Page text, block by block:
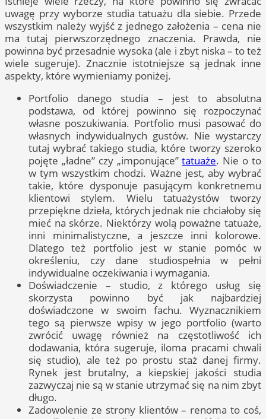
uwagę przy wyborze studia tatuażu dla siebie. Przede
wszystkim należy wyjść z jednego założenia – cena nie
ma tutaj pierwszorzędnego znaczenia. Prawda, nie
powinna być przesadnie wysoka (ale i zbyt niska – to też
wiele sugeruje). Znacznie istotniejsze są jednak inne
aspekty, które wymieniamy poniżej.
Portfolio danego studia – jest to absolutna
podstawa, od której powinno się rozpoczynać
własne poszukiwania. Portfolio musi pasować do
własnych indywidualnych gustów. Nie wystarczy
tutaj wybrać takiego studia, które tworzy szeroko
pojęte „ładne” czy „imponujące”tatuaże. Nie o to
w tym wszystkim chodzi. Ważne jest, aby wybrać
takie, które dysponuje pasującym konkretnemu
klientowi stylem. Wielu tatuażystów tworzy
przepiękne dzieła, których jednak nie chciałoby się
mieć na skórze. Niektórzy wolą poważne tatuaże,
inni minimalistyczne, a jeszcze inni kolorowe.
Dlatego też portfolio jest w stanie pomóc w
określeniu, czy dane studiospełnia w pełni
indywidualne oczekiwania i wymagania.
Doświadczenie – studio, z którego usług się
skorzysta powinno być jak najbardziej
doświadczone w swoim fachu. Wyznacznikiem
tego są pierwsze wpisy w jego portfolio (warto
zwrócić uwagę również na częstotliwość ich
dodawania, która sugeruje, iloma pracami chwali
się studio), ale też po prostu staż danej firmy.
Rynek jest brutalny, a kiepskiej jakości studia
zazwyczaj nie są w stanie utrzymać się na nim zbyt
długo.
Zadowolenie ze strony klientów – renoma to coś,